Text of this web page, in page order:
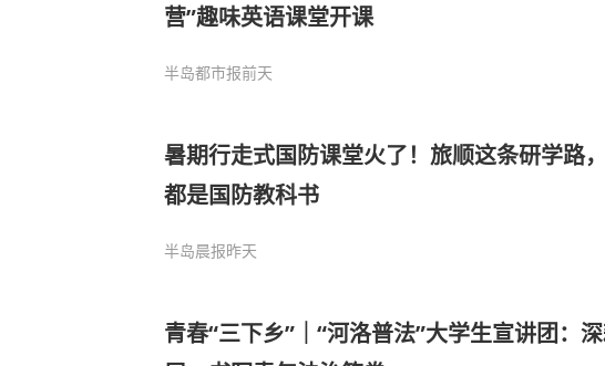
营”趣味英语课堂开课
半岛都市报前天
暑期行走式国防课堂火了！旅顺这条研学路
都是国防教科书
半岛晨报昨天
青春“三下乡”｜“河洛普法”大学生宣讲团：